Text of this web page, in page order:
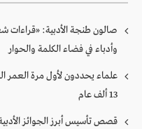
صالون طنجة الأدبية:
وأدباء في فضاء الكلمة والحوار
علماء يحددون لأول مرة
13 ألف عام
قصص تأسيس أبرز الجوائز